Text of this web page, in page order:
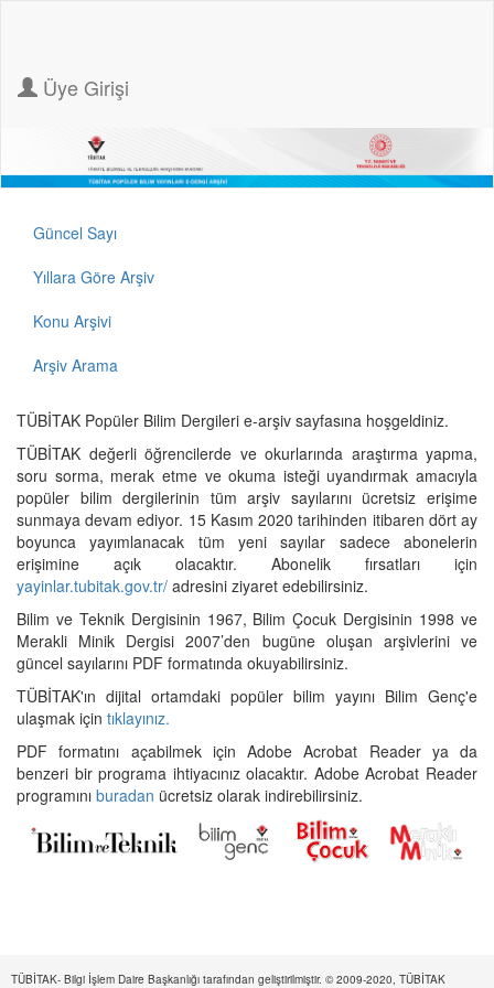
Üye Girişi
Güncel Sayı
Yıllara Göre Arşiv
Konu Arşivi
Arşiv Arama
TÜBİTAK Popüler Bilim Dergileri e-arşiv sayfasına hoşgeldiniz.
TÜBİTAK değerli öğrencilerde ve okurlarında araştırma yapma,
soru sorma, merak etme ve okuma isteği uyandırmak amacıyla
popüler bilim dergilerinin tüm arşiv sayılarını ücretsiz erişime
sunmaya devam ediyor. 15 Kasım 2020 tarihinden itibaren dört ay
boyunca yayımlanacak tüm yeni sayılar sadece abonelerin
erişimine açık olacaktır. Abonelik fırsatları için
yayinlar.tubitak.gov.tr/ adresini ziyaret edebilirsiniz.
Bilim ve Teknik Dergisinin 1967, Bilim Çocuk Dergisinin 1998 ve
Merakli Minik Dergisi 2007’den bugüne oluşan arşivlerini ve
güncel sayılarını PDF formatında okuyabilirsiniz.
TÜBİTAK'ın dijital ortamdaki popüler bilim yayını Bilim Genç'e
ulaşmak için tıklayınız.
PDF formatını açabilmek için Adobe Acrobat Reader ya da
benzeri bir programa ihtiyacınız olacaktır. Adobe Acrobat Reader
programını buradan ücretsiz olarak indirebilirsiniz.
TÜBİTAK- Bilgi İşlem Daire Başkanlığı tarafından geliştirilmiştir. © 2009-2020, TÜBİTAK